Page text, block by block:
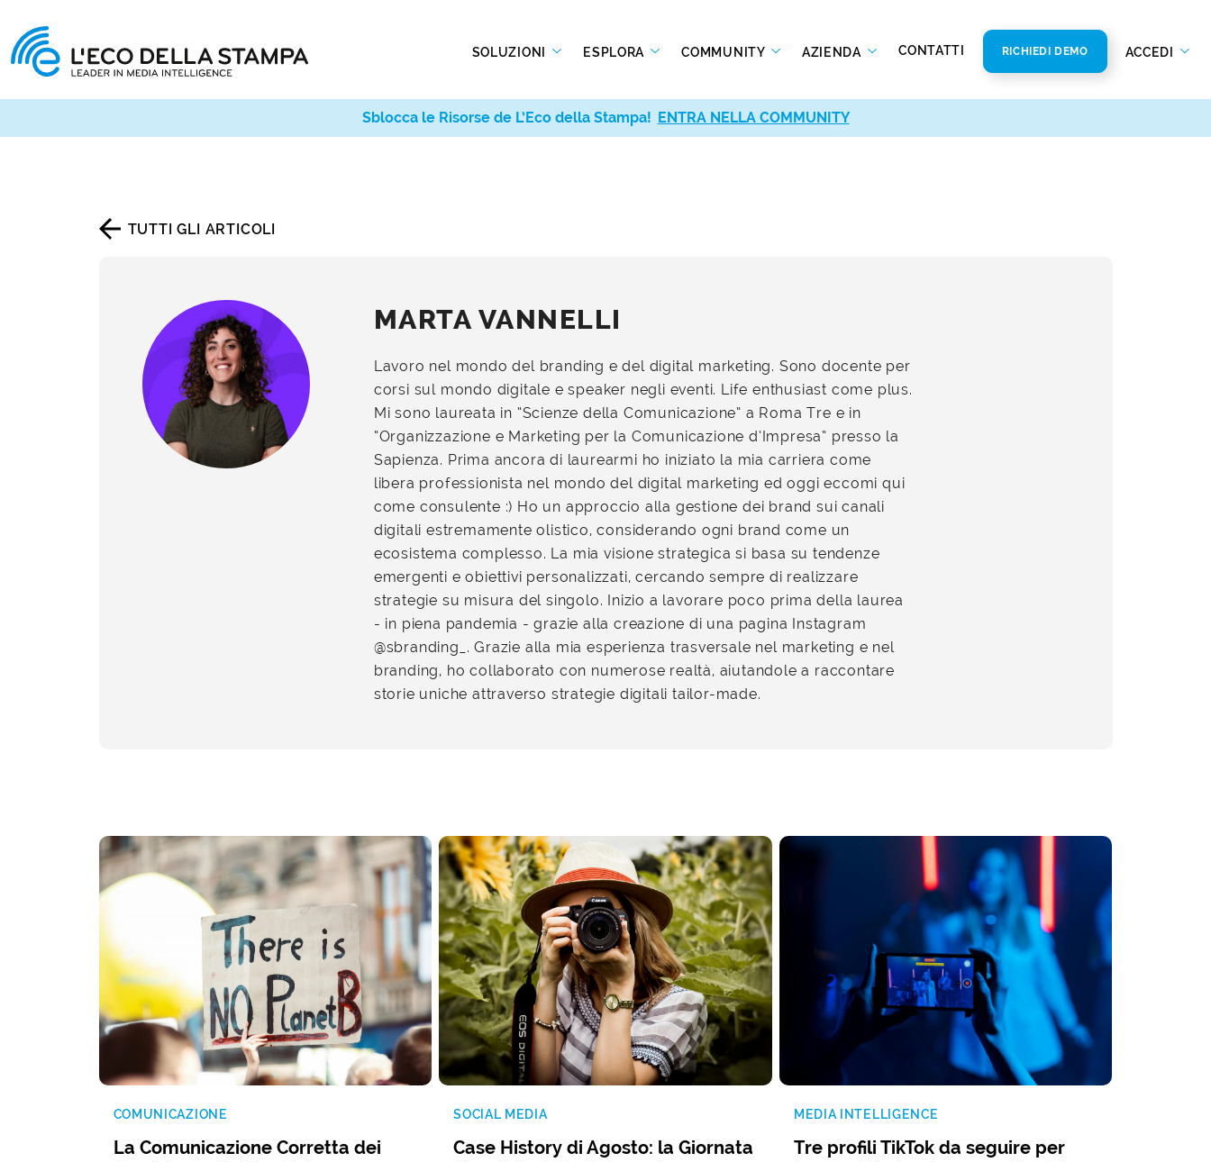
SOLUZIONI ESPLORA COMMUNITY AZIENDA CONTATTI RICHIEDI DEMO ACCEDI
TUTTI GLI ARTICOLI
MARTA VANNELLI
Lavoro nel mondo del branding e del digital marketing. Sono docente per
corsi sul mondo digitale e speaker negli eventi. Life enthusiast come plus.
Mi sono laureata in “Scienze della Comunicazione” a Roma Tre e in
“Organizzazione e Marketing per la Comunicazione d’Impresa” presso la
Sapienza. Prima ancora di laurearmi ho iniziato la mia carriera come
libera professionista nel mondo del digital marketing ed oggi eccomi qui
come consulente :) Ho un approccio alla gestione dei brand sui canali
digitali estremamente olistico, considerando ogni brand come un
ecosistema complesso. La mia visione strategica si basa su tendenze
emergenti e obiettivi personalizzati, cercando sempre di realizzare
strategie su misura del singolo. Inizio a lavorare poco prima della laurea
- in piena pandemia - grazie alla creazione di una pagina Instagram
@sbranding_. Grazie alla mia esperienza trasversale nel marketing e nel
branding, ho collaborato con numerose realtà, aiutandole a raccontare
storie uniche attraverso strategie digitali tailor-made.
COMUNICAZIONE
La Comunicazione Corretta dei
SOCIAL MEDIA
Case History di Agosto: la Giornata
MEDIA INTELLIGENCE
Tre profili TikTok da seguire per
Sblocca le Risorse de L’Eco della Stampa! ENTRA NELLA COMMUNITY